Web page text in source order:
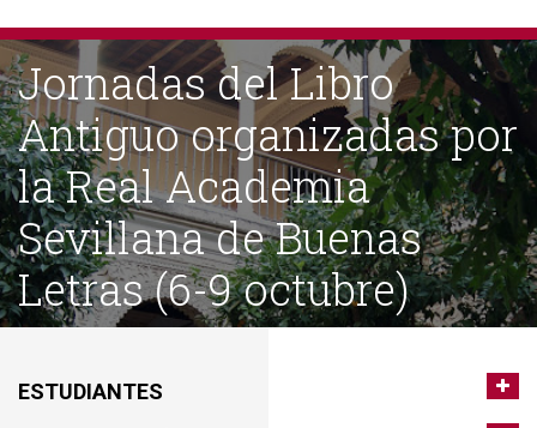
Jornadas del Libro
Antiguo organizadas por
la Real Academia
Sevillana de Buenas
Letras (6-9 octubre)
ESTUDIANTES